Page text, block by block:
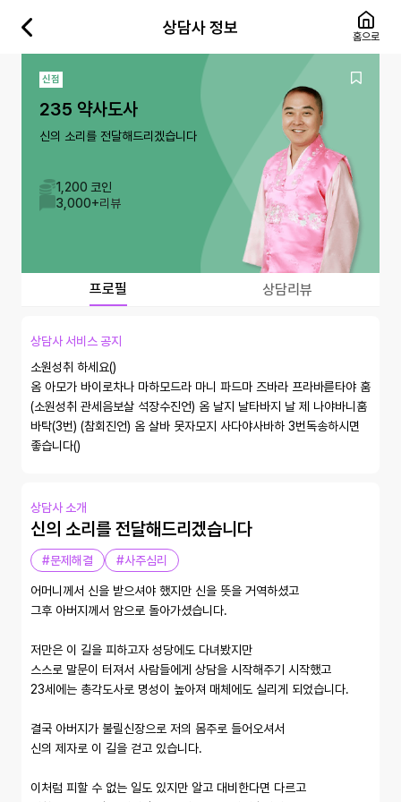
상담사 정보
홈으로
신점
235 약사도사
신의 소리를 전달해드리겠습니다
1,200 코인
3,000+리뷰
프로필 상담리뷰
상담사 서비스 공지
소원성취 하세요()
옴 아모가 바이로차나 마하모드라 마니 파드마 즈바라 프라바륻타야 훔
(소원성취 관세음보살 석장수진언) 옴 날지 날타바지 날 제 나야바니훔
바탁(3번) (참회진언) 옴 살바 못자모지 사다야사바하 3번독송하시면
좋습니다()
상담사 소개
신의 소리를 전달해드리겠습니다
#문제해결 #사주심리
어머니께서 신을 받으셔야 했지만 신을 뜻을 거역하셨고
그후 아버지께서 암으로 돌아가셨습니다.
저만은 이 길을 피하고자 성당에도 다녀봤지만
스스로 말문이 터져서 사람들에게 상담을 시작해주기 시작했고
23세에는 총각도사로 명성이 높아져 매체에도 실리게 되었습니다.
결국 아버지가 불릴신장으로 저의 몸주로 들어오셔서
신의 제자로 이 길을 걷고 있습니다.
이처럼 피할 수 없는 일도 있지만 알고 대비한다면 다르고